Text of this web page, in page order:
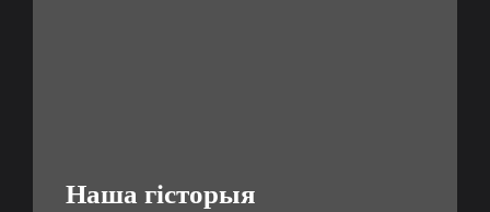
Наша гісторыя